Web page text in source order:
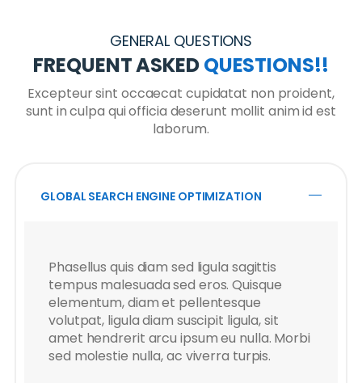
GENERAL QUESTIONS
FREQUENT ASKEDQUESTIONS!!
Excepteur sint occaecat cupidatat non proident,
sunt in culpa qui officia deserunt mollit anim id est
laborum.
GLOBAL SEARCH ENGINE OPTIMIZATION
Phasellus quis diam sed ligula sagittis
tempus malesuada sed eros. Quisque
elementum, diam et pellentesque
volutpat, ligula diam suscipit ligula, sit
amet hendrerit arcu ipsum eu nulla. Morbi
sed molestie nulla, ac viverra turpis.